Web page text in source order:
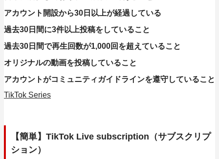
アカウント開設から30日以上が経過している
過去30日間に3件以上投稿をしていること
過去30日間で再生回数が1,000回を超えていること
オリジナルの動画を投稿していること
アカウントがコミュニティガイドラインを遵守していること
TikTok Series
【簡単】TikTok Live subscription（サブスクリプ
ション）